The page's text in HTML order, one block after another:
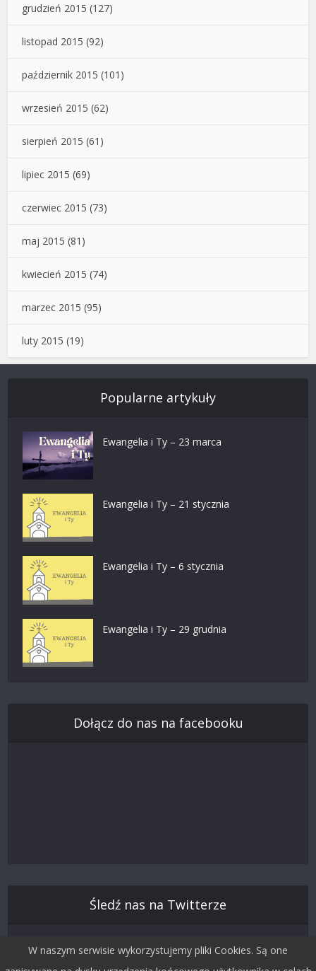
grudzień 2015 (127)
listopad 2015 (92)
październik 2015 (101)
wrzesień 2015 (62)
sierpień 2015 (61)
lipiec 2015 (69)
czerwiec 2015 (73)
maj 2015 (81)
kwiecień 2015 (74)
marzec 2015 (95)
luty 2015 (19)
Popularne artykuły
Ewangelia i Ty – 23 marca
Ewangelia i Ty – 21 stycznia
Ewangelia i Ty – 6 stycznia
Ewangelia i Ty – 29 grudnia
Dołącz do nas na facebooku
Śledź nas na Twitterze
W naszym serwisie wykorzystujemy pliki Cookies. Są one